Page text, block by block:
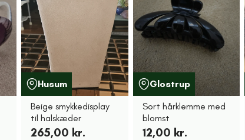
Husum
Beige smykkedisplay
til halskæder
265,00 kr.
Glostrup
Sort hårklemme med
blomst
12,00 kr.